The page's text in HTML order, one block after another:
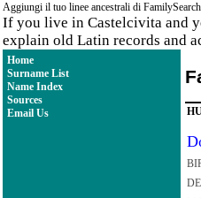
Aggiungi il tuo linee ancestrali di
If you live in Castelcivita and
explain old Latin records and
Home
Surname List
Name Index
Sources
Email Us